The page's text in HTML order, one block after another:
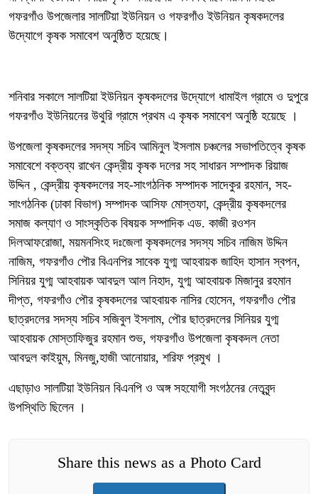
গফরগাঁও উপজেলার সালটিয়া ইউনিয়ন ও গফরগাঁও ইউনিয়ন কৃষকদলের
উদ্যোগে কৃষক সমাবেশ অনুষ্ঠিত হয়েছে।
শনিবার সকালে সালটিয়া ইউনিয়ন কৃষকদলের উদ্যোগে ধামাইল গ্রামে ও দুপুরে
গফরগাঁও ইউনিয়নের উথুরি গ্রামে প্রথম এ কৃষক সমাবেশ অনুষ্ঠি হয়েছে ।
উপজেলা কৃষকদলের সদস্য সচিব আমিনুল ইসলাম চঞ্চলের সভাপতিত্বে কৃষক
সমাবেশে বক্তব্য রাখেন কেন্দ্রীয় কৃষক দলের সহ সাধারন সম্পাদক রিয়াজ
উদ্দিন , কেন্দ্রীয় কৃষকদলের সহ-সাংগঠনিক সম্পাদক সাদেকুর রহমান, সহ-
সাংগঠনিক (ঢাকা বিভাগ) সম্পাদক আসিফ মোস্তফা, কেন্দ্রীয় কৃষকদলের
সমাজ কল্যাণ ও সাংস্কৃতিক বিষয়ক সম্পাদিক এড. কাজী রওশন
দিলআফরোজা, ময়মনসিংহ দঃজেলা কৃষকদলের সদস্য সচিব নাজিম উদ্দিন
নাজিম, গফরগাঁও পৌর বিএনপির সাবেক যুগ্ম আহবায়ক জাহিদ হাসান স্বপন,
সিনিয়র যুগ্ম আহবায়ক আবদুল আল নিহাদ, যুগ্ম আহবায়ক মিজানুর রহমান
দীপ্ত, গফরগাঁও পৌর কৃষকদলের আহবায়ক নাসির হোসেন, গফরগাঁও পৌর
ছাত্রদলের সদস্য সচিব সজিবুল ইসলাম, পৌর ছাত্রদলের সিনিয়র যুগ্ম
আহবায়ক মোস্তাফিজুর রহমান শুভ, গফরগাঁও উপজেলা কৃষকদল নেতা
আবদুল কাইয়ুম, মিনজু,হাজী আনোয়ার, শরিফ প্রমুখ ।
এছাড়াও সালটিয়া ইউনিয়ন বিএনপি ও অঙ্গ সহযোগী সংগঠনের নেতৃবৃন্দ
উপস্থিতি ছিলেন ।
Share this news as a Photo Card